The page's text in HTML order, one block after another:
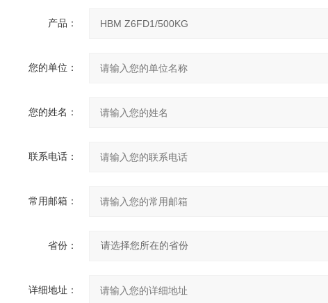
产品：
您的单位：
您的姓名：
联系电话：
常用邮箱：
省份：
详细地址：